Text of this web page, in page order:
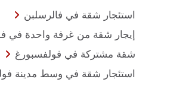
استئجار شقة في فالرسلبن
إيجار شقة من غرفة واحدة في
شقة مشتركة في فولفسبورغ
استئجار شقة في وسط مدينة